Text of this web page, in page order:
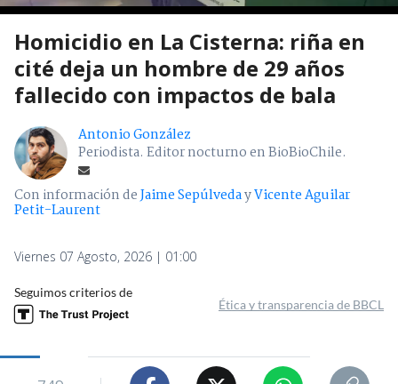
Homicidio en La Cisterna: riña en
cité deja un hombre de 29 años
fallecido con impactos de bala
Antonio González
Periodista. Editor nocturno en BioBioChile.
Con información deJaime SepúlvedayVicente Aguilar
Petit-Laurent
Viernes 07 Agosto, 2026 | 01:00
Seguimos criterios de
Ética y transparencia de BBCL